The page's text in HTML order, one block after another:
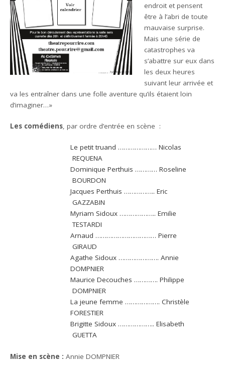
endroit et pensent
être à l’abri de toute
mauvaise surprise.
Mais une série de
catastrophes va
s’abattre sur eux dans
les deux heures
suivant leur arrivée et
va les entraîner dans une folle aventure qu’ils étaient loin
d’imaginer…»
Les comédiens, par ordre d’entrée en scène :
Le petit truand ………………… Nicolas
REQUENA
Dominique Perthuis ………… Roseline
BOURDON
Jacques Perthuis …………….. Eric
GAZZABIN
Myriam Sidoux ……………….. Emilie
TESTARDI
Arnaud …………………………… Pierre
GIRAUD
Agathe Sidoux …………………. Annie
DOMPNIER
Maurice Decouches …………. Philippe
DOMPNIER
La jeune femme ………………. Christèle
FORESTIER
Brigitte Sidoux ……………….. Elisabeth
GUETTA
Mise en scène : Annie DOMPNIER